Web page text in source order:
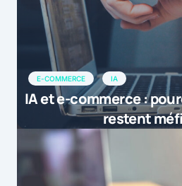
E-COMMERCE IA
IA et e-commerce :
restent